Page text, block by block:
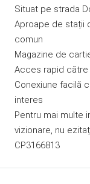
Situat pe strada
Aproape de stații
comun
Magazine de
Acces rapid
Conexiune facilă
interes
Pentru mai multe
vizionare, nu
CP3166813